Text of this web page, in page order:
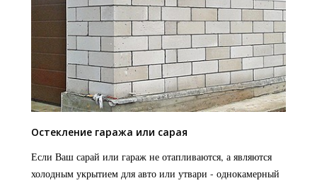
Остекление гаража или сарая
Если Ваш сарай или гараж не отапливаются, а являются
холодным укрытием для авто или утвари - однокамерный